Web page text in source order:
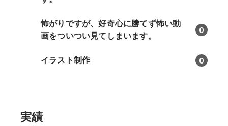
怖がりですが、好奇心に勝てず怖い動
画をついつい見てしまいます。
0
イラスト制作 0
実績